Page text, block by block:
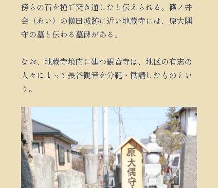
傍らの石を槍で突き通したと伝えられる。篠ノ井
会（あい）の横田城跡に近い地蔵寺には、原大隅
守の墓と伝わる墓碑がある。
なお、地蔵寺境内に建つ観音寺は、地区の有志の
人々によって長谷観音を分祀・勧請したものとい
う。